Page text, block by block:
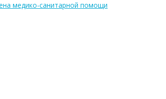
медико-санитарной помощи